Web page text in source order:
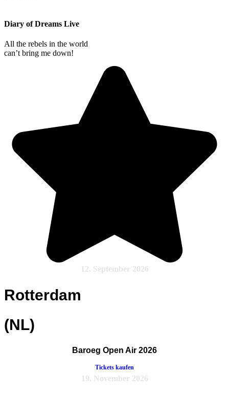
Diary of Dreams Live
All the rebels in the world
can’t bring me down!
12. September 2026
Rotterdam
(NL)
Baroeg Open Air 2026
Tickets kaufen
19. November 2026